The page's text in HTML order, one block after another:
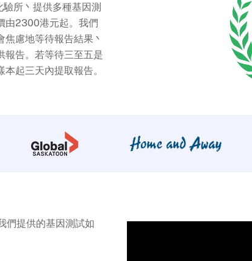
所丶提供多種基因測
由2300港元起。我們
慮地等待報告結果丶
報告。若等待三至五是
起三天內提取報告。
們提供的基因測試如